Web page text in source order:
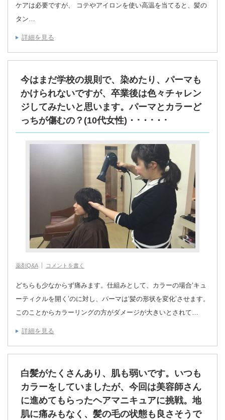
ケアは必要ですが、 コテやアイロンを使い高温を当てると、髪の
タン…
詳細を見る
今はまだ学校の規則で、染めたり、パーマも
かけられないですが、卒業後は色々チャレン
ジしてみたいと思います。パーマとカラーど
っちが傷むの？(10代女性)・･・･・･
薬剤Q&A コメントを書く
どちらも少なからず痛みます。仕組みとして、カラーの場合‘キュ
ーティクルを開く’のに対し、パーマは‘髪の形状を変化’させます。
このことからカラーリングの方がダメージが大きいとされて…
詳細を見る
白髪がたくさんあり、肌も弱いです。いつも
カラーをしていましたが、今回は美容師さん
に進めてもらったヘアマニキュアに挑戦。地
肌に痛みもなく、髪の毛の状態も良さそうで